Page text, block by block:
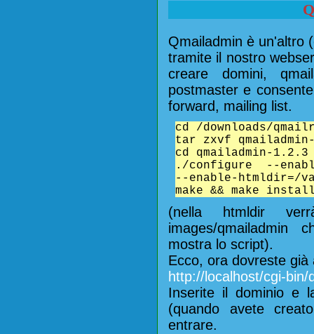
Qmailadmin è un'altro
tramite il nostro
creare domini,
postmaster e
forward, mailing list.
cd /downloads/
tar zxvf
cd qmailadmin-1.2.3
./configure --
--enable-htmldir=/
make && make
(nella htmldir
images/qmailadmin
mostra lo script).
Ecco, ora dovreste
http://localhost/cgi-bin/
Inserite il dominio e
(quando avete
entrare.